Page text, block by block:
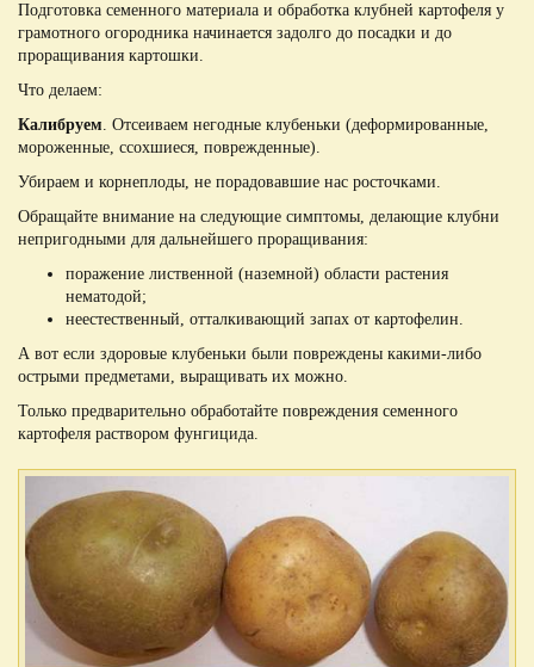
Подготовка семенного материала и обработка клубней картофеля у
грамотного огородника начинается задолго до посадки и до
проращивания картошки.
Что делаем:
Калибруем . Отсеиваем негодные клубеньки (деформированные,
мороженные, ссохшиеся, поврежденные).
Убираем и корнеплоды, не порадовавшие нас росточками.
Обращайте внимание на следующие симптомы, делающие клубни
непригодными для дальнейшего проращивания:
поражение лиственной (наземной) области растения
нематодой;
неестественный, отталкивающий запах от картофелин.
А вот если здоровые клубеньки были повреждены какими-либо
острыми предметами, выращивать их можно.
Только предварительно обработайте повреждения семенного
картофеля раствором фунгицида.